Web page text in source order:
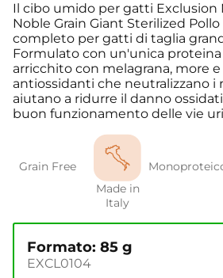
Il cibo umido per gatti Exclusion
Noble Grain Giant Sterilized
completo per gatti di taglia
Formulato con un'unica proteina
arricchito con melagrana, more
antiossidanti che neutralizzano i
aiutano a ridurre il danno
buon funzionamento delle vie
Grain Free
Made in
Italy
Formato: 85 g
EXCL0104